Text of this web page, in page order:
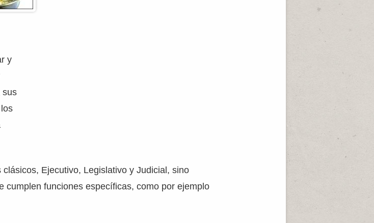
y
sus
Ejecutivo, Legislativo y Judicial, sino
cumplen funciones específicas, como por ejemplo